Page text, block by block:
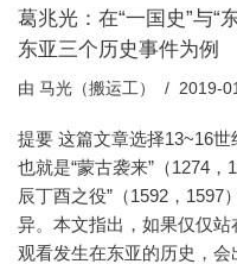
葛兆光：在“一国史”与
东亚三个历史事件为例
由 马光（搬运工） 2019-
提要 这篇文章选择13~16世
也就是“蒙古袭来”（1274，
辰丁酉之役”（1592，
异。本文指出，如果仅仅
观看发生在东亚的历史，会